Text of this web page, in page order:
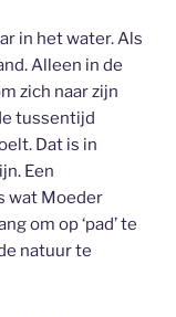
in het water. Als
Alleen in de
zich naar zijn
tussentijd
Dat is in
Een
wat Moeder
om op ‘pad’ te
natuur te